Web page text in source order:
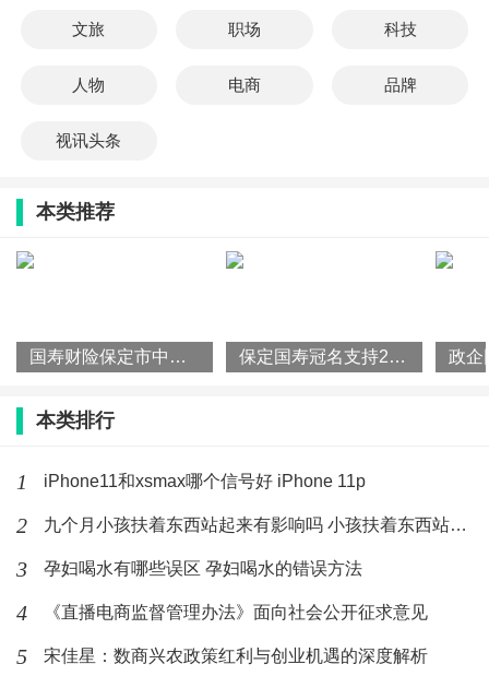
文旅 职场 科技
人物 电商 品牌
视讯头条
本类推荐
国寿财险保定市中心支公司举办“合规公开课“，筑牢风控防线 保定国寿冠名支持2026年保定市“河北福嫂”技能大赛圆满落幕
本类排行
1 iPhone11和xsmax哪个信号好 iPhone 11p
2 九个月小孩扶着东西站起来有影响吗 小孩扶着东西站起来要注意什
3 孕妇喝水有哪些误区 孕妇喝水的错误方法
4 《直播电商监督管理办法》面向社会公开征求意见
5 宋佳星：数商兴农政策红利与创业机遇的深度解析